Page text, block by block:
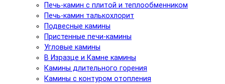
Печь-камин с плитой и теплообменником
Печь-камин талькохлорит
Подвесные камины
Пристенные печи-камины
Угловые камины
В Изразце и Камне камины
Камины длительного горения
Камины с контуром отопления